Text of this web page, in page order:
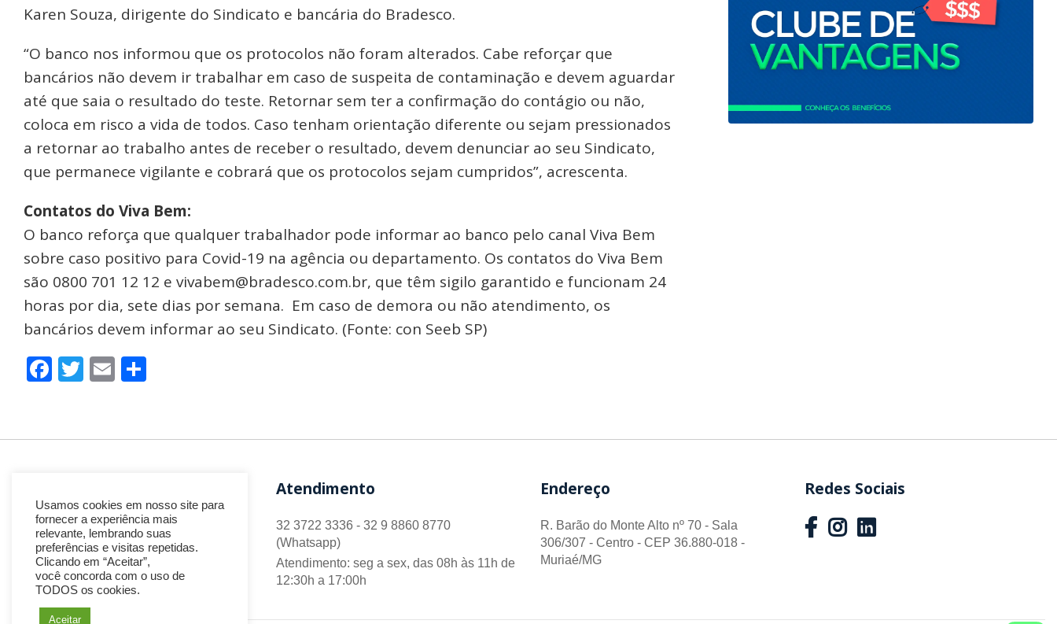
Karen Souza, dirigente do Sindicato e bancária do Bradesco.
“O banco nos informou que os protocolos não foram alterados. Cabe reforçar que
bancários não devem ir trabalhar em caso de suspeita de contaminação e devem aguardar
até que saia o resultado do teste. Retornar sem ter a confirmação do contágio ou não,
coloca em risco a vida de todos. Caso tenham orientação diferente ou sejam pressionados
a retornar ao trabalho antes de receber o resultado, devem denunciar ao seu Sindicato,
que permanece vigilante e cobrará que os protocolos sejam cumpridos”, acrescenta.
Contatos do Viva Bem:
O banco reforça que qualquer trabalhador pode informar ao banco pelo canal Viva Bem
sobre caso positivo para Covid-19 na agência ou departamento. Os contatos do Viva Bem
são 0800 701 12 12 e vivabem@bradesco.com.br, que têm sigilo garantido e funcionam 24
horas por dia, sete dias por semana. Em caso de demora ou não atendimento, os
bancários devem informar ao seu Sindicato. (Fonte: con Seeb SP)
Facebook
Twitter
Email
Atendimento
32 3722 3336 - 32 9 8860 8770
(Whatsapp)
Atendimento: seg a sex, das 08h às 11h de
12:30h a 17:00h
Endereço
R. Barão do Monte Alto nº 70 - Sala
306/307 - Centro - CEP 36.880-018 -
Muriaé/MG
Redes Sociais
Usamos cookies em nosso site para
fornecer a experiência mais
relevante, lembrando suas
preferências e visitas repetidas.
Clicando em “Aceitar”,
você concorda com o uso de
TODOS os cookies.
Aceitar